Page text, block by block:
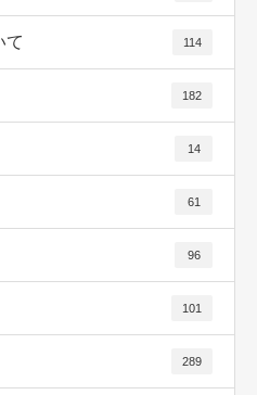
て 114
182
14
61
96
101
289